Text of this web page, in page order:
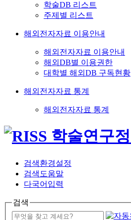
학술DB 리스트
주제별 리스트
해외전자자료 이용안내
해외전자자료 이용안내
해외DB별 이용권한
대학별 해외DB 구독현황
해외전자자료 통계
해외전자자료 통계
검색환경설정
검색도움말
다국어입력
검색